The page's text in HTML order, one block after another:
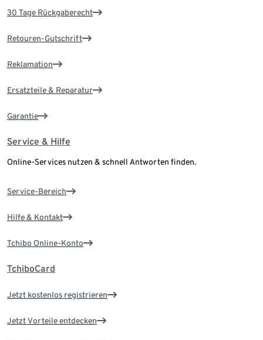
30 Tage Rückgaberecht
Retouren-Gutschrift
Reklamation
Ersatzteile & Reparatur
Garantie
Service & Hilfe
Online-Services nutzen & schnell Antworten finden.
Service-Bereich
Hilfe & Kontakt
Tchibo Online-Konto
TchiboCard
Jetzt kostenlos registrieren
Jetzt Vorteile entdecken